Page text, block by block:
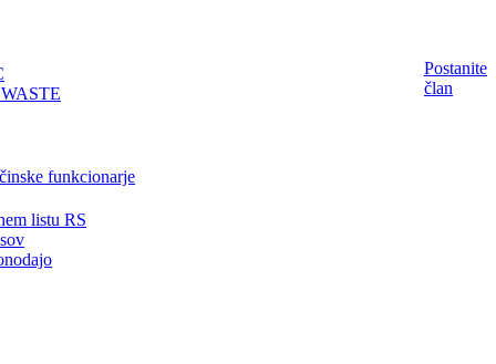
funkcionarje
listu RS
Postanite
član